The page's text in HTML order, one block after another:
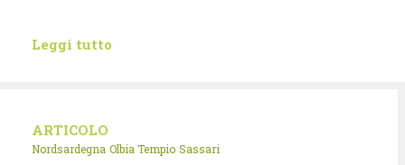
Leggi tutto
ARTICOLO
Nordsardegna Olbia Tempio Sassari